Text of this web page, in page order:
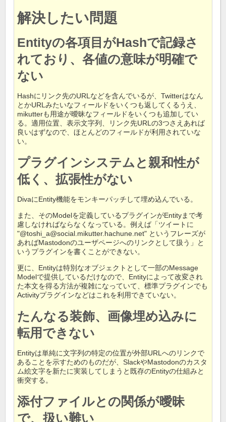
解決したい問題
Entityの各項目がHashで記録さ
れており、各値の意味が明確で
ない
Hashにリンク先のURLなどを含んでいるが、Twitterはなん
とかURLみたいなフィールドをいくつも返してくるうえ、
mikutterも用途が曖昧なフィールドをいくつも追加してい
る。適用位置、表示文字列、リンク先URLの3つさえあれば
良いはずなので、ほとんどのフィールドが利用されていな
い。
プラグインシステムと親和性が
低く、拡張性がない
DivaにEntity機能をモンキーパッチして埋め込んでいる。
また、そのModelを定義しているプラグインがEntityまで考
慮しなければならなくなっている。例えば「ツイートに
"@toshi_a@social.mikutter.hachune.net" というフレーズが
あればMastodonのユーザページへのリンクとして扱う」と
いうプラグインを書くことができない。
更に、Entityは特別なオブジェクトとして一部のMessage
Modelで提供しているだけなので、Entityによって改変され
た本文を得る方法が複雑になっていて、標準プラグインでも
Activityプラグインなどはこれを利用できていない。
たんなる装飾、画像埋め込みに
転用できない
Entityは単純に文字列の特定の位置が外部URLへのリンクで
あることを示すためのものだが、SlackやMastodonのカスタ
ム絵文字を新たに実装してしまうと既存のEntityの仕組みと
衝突する。
添付ファイルとの関係が曖昧
で、扱い難い